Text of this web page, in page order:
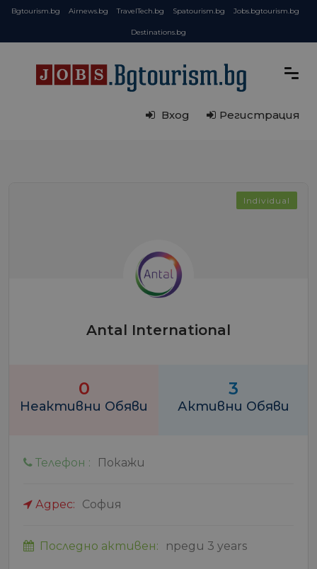
Bgtourism.bg Airnews.bg TravelTech.bg Spatourism.bg Jobs.bgtourism.bg
Destinations.bg
Вход Регистрация
Individual
Antal International
0
Неактивни Обяви
3
Активни Обяви
Телефон : Покажи
Адрес: София
Последно активен: преди 3 years